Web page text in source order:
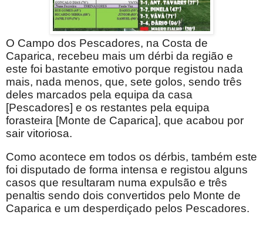
O Campo dos Pescadores, na Costa de
Caparica, recebeu mais um dérbi da região e
este foi bastante emotivo porque registou nada
mais, nada menos, que, sete golos, sendo três
deles marcados pela equipa da casa
[Pescadores] e os restantes pela equipa
forasteira [Monte de Caparica], que acabou por
sair vitoriosa.
Como acontece em todos os dérbis, também este
foi disputado de forma intensa e registou alguns
casos que resultaram numa expulsão e três
penaltis sendo dois convertidos pelo Monte de
Caparica e um desperdiçado pelos Pescadores.